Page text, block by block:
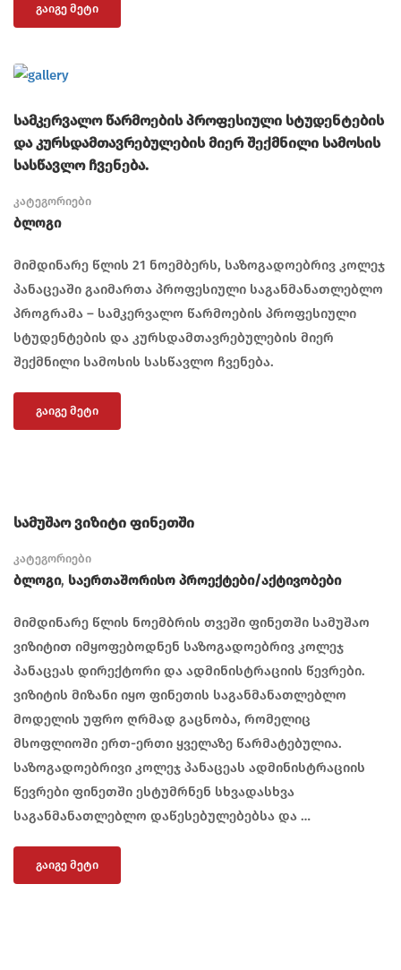
ᲒᲐᲘᲒᲔ ᲛᲔᲢᲘ
სამკერვალო წარმოების პროფესიული სტუდენტების
და კურსდამთავრებულების მიერ შექმნილი სამოსის
სასწავლო ჩვენება.
კატეგორიები
Ბლოგი
მიმდინარე წლის 21 ნოემბერს, საზოგადოებრივ კოლეჯ
პანაცეაში გაიმართა პროფესიული საგანმანათლებლო
პროგრამა – სამკერვალო წარმოების პროფესიული
სტუდენტების და კურსდამთავრებულების მიერ
შექმნილი სამოსის სასწავლო ჩვენება.
ᲒᲐᲘᲒᲔ ᲛᲔᲢᲘ
სამუშაო ვიზიტი ფინეთში
კატეგორიები
Ბლოგი, Საერთაშორისო Პროექტები/აქტივობები
მიმდინარე წლის ნოემბრის თვეში ფინეთში სამუშაო
ვიზიტით იმყოფებოდნენ საზოგადოებრივ კოლეჯ
პანაცეას დირექტორი და ადმინისტრაციის წევრები.
ვიზიტის მიზანი იყო ფინეთის საგანმანათლებლო
მოდელის უფრო ღრმად გაცნობა, რომელიც
მსოფლიოში ერთ-ერთი ყველაზე წარმატებულია.
საზოგადოებრივი კოლეჯ პანაცეას ადმინისტრაციის
წევრები ფინეთში ესტუმრნენ სხვადასხვა
საგანმანათლებლო დაწესებულებებსა და …
ᲒᲐᲘᲒᲔ ᲛᲔᲢᲘ